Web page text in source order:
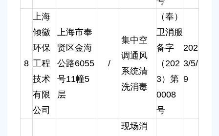
8
上海
倾徽
环保
工程
技术
有限
公司
上海市奉
贤区金海
公路6055
号11幢5
层
/
集中空
调通风
系统清
洗消毒
（奉）
卫消服
备字
（202
3）第
0008
号
202
3/5/
9
现场消